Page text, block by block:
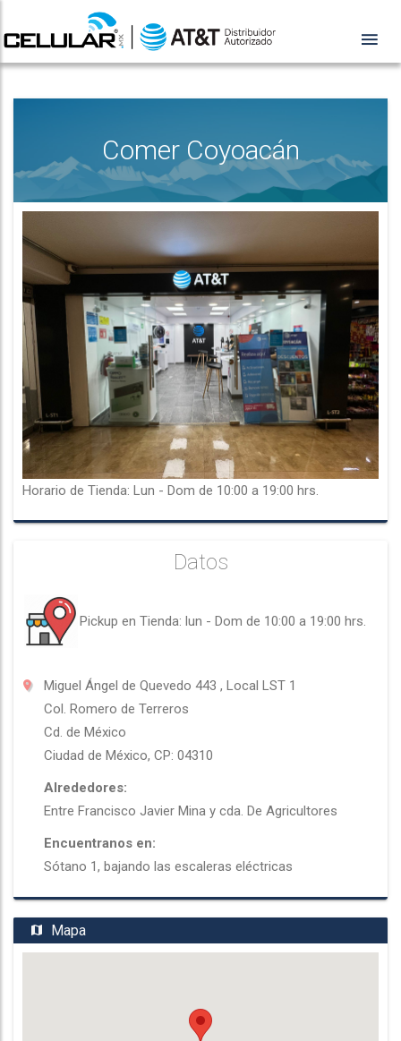
Comer Coyoacán
Horario de Tienda: Lun - Dom de 10:00 a 19:00 hrs.
Datos
Pickup en Tienda: lun - Dom de 10:00 a 19:00 hrs.
Miguel Ángel de Quevedo 443 , Local LST 1
Col. Romero de Terreros
Cd. de México
Ciudad de México, CP: 04310
Alrededores:
Entre Francisco Javier Mina y cda. De Agricultores
Encuentranos en:
Sótano 1, bajando las escaleras eléctricas
Mapa